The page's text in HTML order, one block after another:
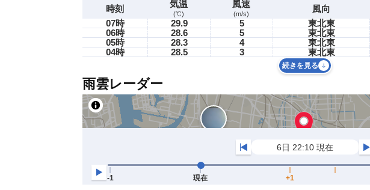
時刻 気温
(℃)
風速
(m/s) 風向
07時 29.9 5 東北東
06時
28.6 5 東北東
05時
28.3 4 東北東
04時
28.5 3 東北東
続きを見る
雨雲レーダー